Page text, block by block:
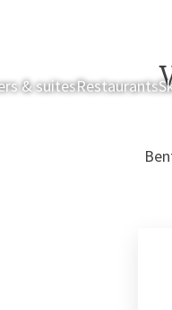
& suitesRestaurants